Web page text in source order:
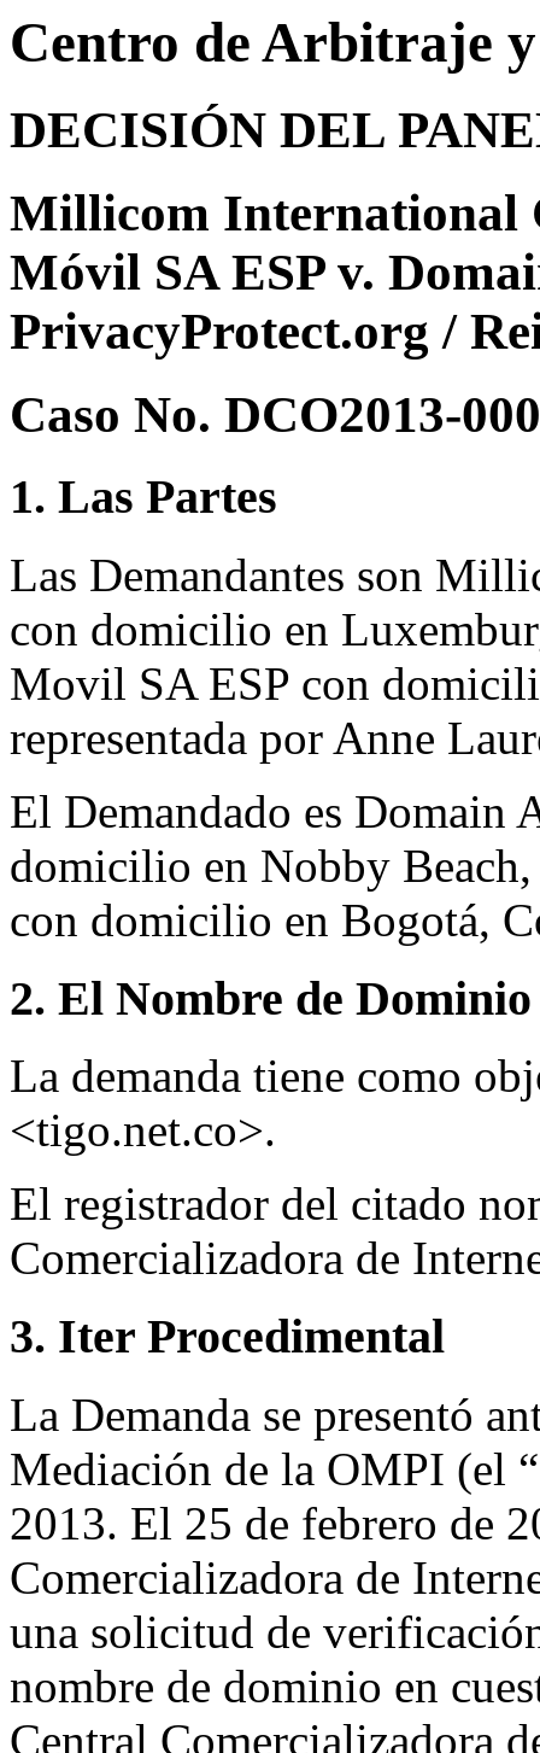
Centro de Arbitraje
DECISIÓN DEL
Millicom International
Móvil SA ESP v.
PrivacyProtect.org /
Caso No. DCO2013-
1. Las Partes
Las Demandantes son
con domicilio en
Movil SA ESP con
representada por Anne
El Demandado es Domain
domicilio en Nobby
con domicilio en Bogotá,
2. El Nombre de
La demanda tiene como
<tigo.net.co>.
El registrador del citado
Comercializadora de
3. Iter Procedimental
La Demanda se presentó
Mediación de la OMPI (el
2013. El 25 de febrero de
Comercializadora de
una solicitud de
nombre de dominio en
Central Comercializadora